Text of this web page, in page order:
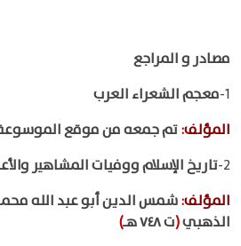
مصادر و المراجع
1- معجم الشعراء العرب
المؤلف:تم جمعه من موقع
2- تاريخ الإسلام ووفيات المشاهير
المؤلف:شمس الدين أبو عبد الله
الذهبي(ت ٧٤٨ هـ
)